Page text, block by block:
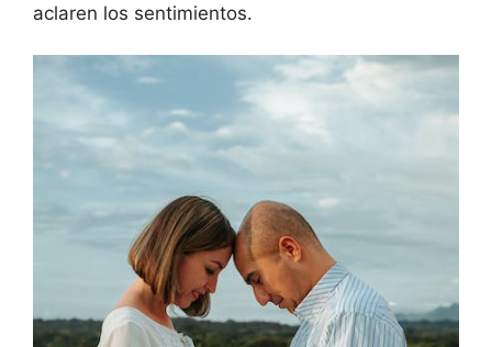
aclaren los sentimientos.